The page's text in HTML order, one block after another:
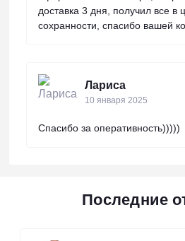
доставка 3 дня, получил все в
сохранности, спасибо вашей
Лариса
10 января 2025
Спасибо за оперативность)))))
Последние